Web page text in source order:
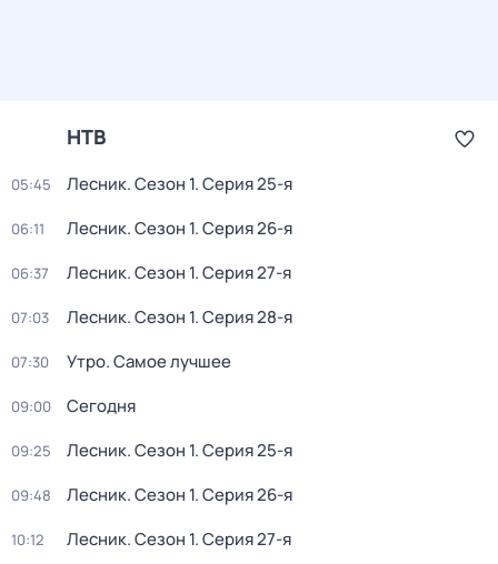
НТВ
05:45 Лесник. Сезон 1. Серия 25-я
06:11 Лесник. Сезон 1. Серия 26-я
06:37 Лесник. Сезон 1. Серия 27-я
07:03 Лесник. Сезон 1. Серия 28-я
07:30 Утро. Самое лучшее
09:00 Сегодня
09:25 Лесник. Сезон 1. Серия 25-я
09:48 Лесник. Сезон 1. Серия 26-я
10:12 Лесник. Сезон 1. Серия 27-я